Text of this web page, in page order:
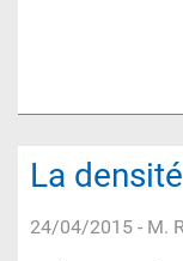
La
24/04/2015 - M.